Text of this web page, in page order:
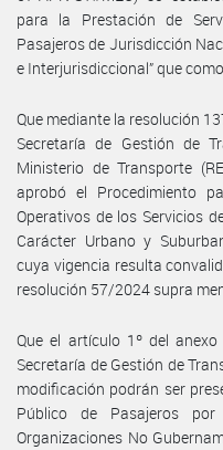
para la Prestación de
Pasajeros de Jurisdicción
e Interjurisdiccional” que
Que mediante la resolución
Secretaría de Gestión de
Ministerio de Transporte
aprobó el Procedimiento
Operativos de los Servicios
Carácter Urbano y
cuya vigencia resulta
resolución 57/2024 supra
Que el artículo 1º del
Secretaría de Gestión de
modificación podrán ser
Público de Pasajeros por
Organizaciones No